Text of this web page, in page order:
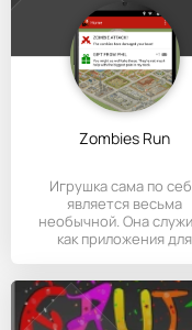
Zombies Run
Игрушка сама по
является весьма
необычной. Она
как приложения для